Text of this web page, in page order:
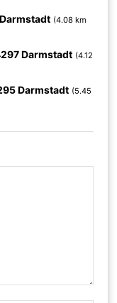
(4.08 km
Darmstadt (4.12
Darmstadt (5.45